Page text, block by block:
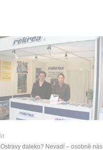
Ostravy daleko? Nevadí – osobně nás